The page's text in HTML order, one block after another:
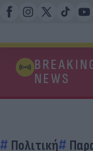
NEWS
Πολιτική